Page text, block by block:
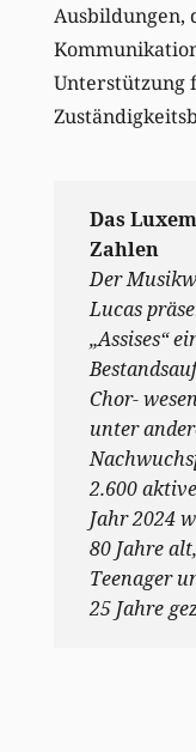
Ausbildungen,
Unterstützung
Das
Zahlen
Der
Lucas
„Assises“
Chor-
unter
2.600
Jahr 2024
80 Jahre
Teenager
25 Jahre